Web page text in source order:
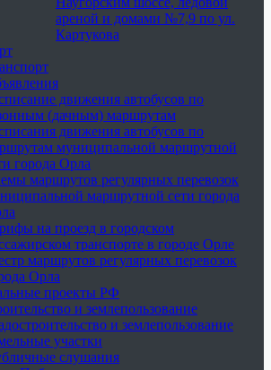
ареной и домами №7,9 по ул.
Картукова
движения автобусов по
(дачным) маршрутам
движения автобусов по
муниципальной маршрутной
города Орла
маршрутов регулярных перевозок
маршрутной сети города
на проезд в городском
транспорте в городе Орле
маршрутов регулярных перевозок
Орла
проекты РФ
и землепользование
и землепользование
участки
слушания